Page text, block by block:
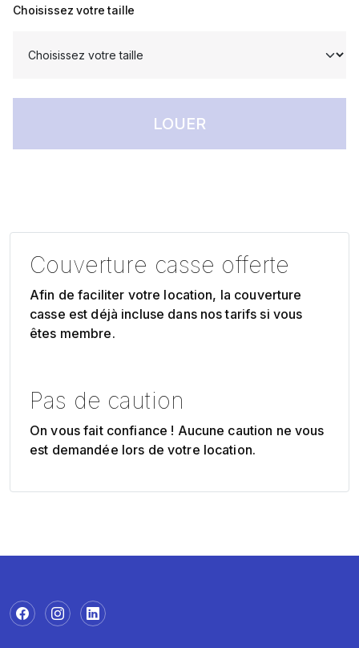
Choisissez votre taille
LOUER
Couverture casse offerte
Afin de faciliter votre location, la couverture
casse est déjà incluse dans nos tarifs si vous
êtes membre.
Pas de caution
On vous fait confiance ! Aucune caution ne vous
est demandée lors de votre location.